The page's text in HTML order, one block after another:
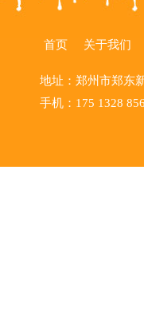
首页 关于我们
地址：郑州市郑东
手机：175 1328